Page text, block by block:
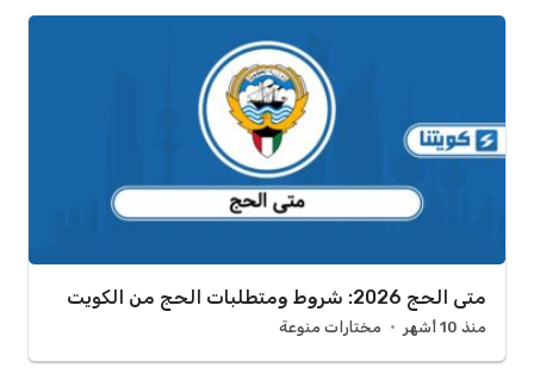
متى الحج 2026: شروط ومتطلبات الحج من الكويت
منذ 10 أشهر مختارات منوعة